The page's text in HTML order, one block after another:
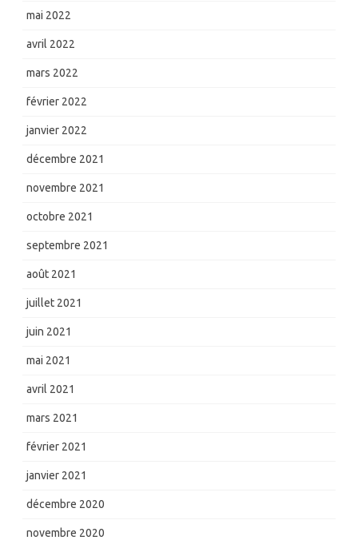
mai 2022
avril 2022
mars 2022
février 2022
janvier 2022
décembre 2021
novembre 2021
octobre 2021
septembre 2021
août 2021
juillet 2021
juin 2021
mai 2021
avril 2021
mars 2021
février 2021
janvier 2021
décembre 2020
novembre 2020